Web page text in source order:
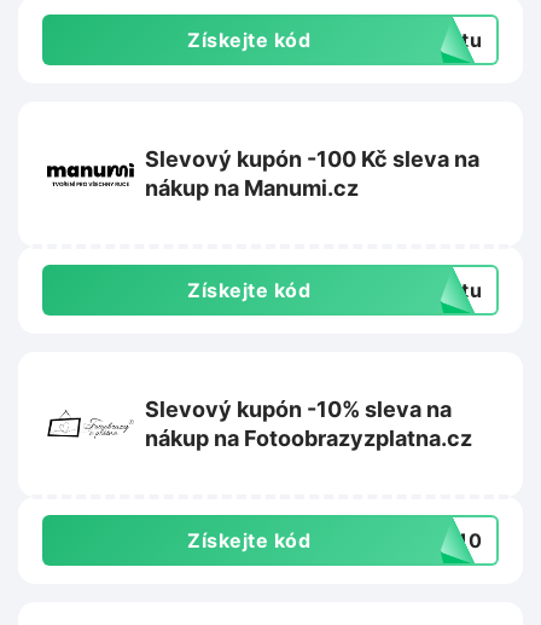
Získejte kód extu
Slevový kupón -100 Kč sleva na
nákup na Manumi.cz
Získejte kód extu
Slevový kupón -10% sleva na
nákup na Fotoobrazyzplatna.cz
Získejte kód AL10